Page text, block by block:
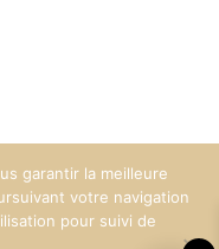
Pro
garantir la meilleure
votre navigation
pour suivi de